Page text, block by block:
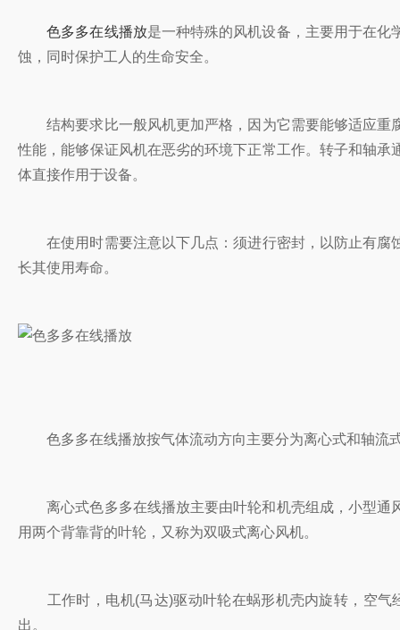
色多多在线播放是一种特殊的风机设备，主要用于在化学
蚀，同时保护工人的生命安全。
结构要求比一般风机更加严格，因为它需要能够适应重腐蚀气
性能，能够保证风机在恶劣的环境下正常工作。转子和轴承
体直接作用于设备。
在使用时需要注意以下几点：须进行密封，以防止有腐蚀
长其使用寿命。
色多多在线播放按气体流动方向主要分为离心式和轴流式
离心式色多多在线播放主要由叶轮和机壳组成，小型通风机
用两个背靠背的叶轮，又称为双吸式离心风机。
工作时，电机(马达)驱动叶轮在蜗形机壳内旋转，空气
出。